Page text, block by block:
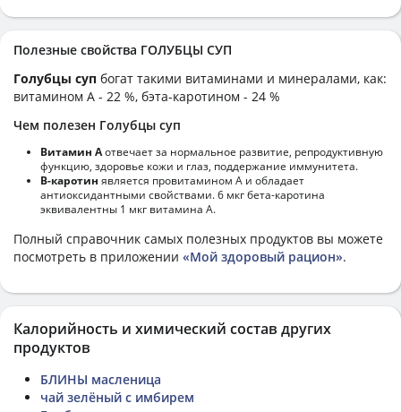
Полезные свойства ГОЛУБЦЫ СУП
Голубцы суп богат такими витаминами и минералами, как:
витамином А - 22 %, бэта-каротином - 24 %
Чем полезен Голубцы суп
Витамин Аотвечает за нормальное развитие, репродуктивную
функцию, здоровье кожи и глаз, поддержание иммунитета.
В-каротин является провитамином А и обладает
антиоксидантными свойствами. 6 мкг бета-каротина
эквивалентны 1 мкг витамина А.
Полный справочник самых полезных продуктов вы можете
посмотреть в приложении «Мой здоровый рацион».
Калорийность и химический состав других
продуктов
БЛИНЫ масленица
чай зелёный с имбирем